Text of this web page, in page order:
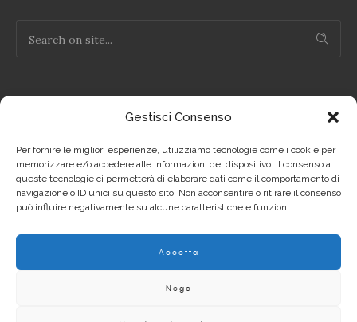
Gestisci Consenso
Per fornire le migliori esperienze, utilizziamo tecnologie come i cookie per
memorizzare e/o accedere alle informazioni del dispositivo. Il consenso a
queste tecnologie ci permetterà di elaborare dati come il comportamento di
navigazione o ID unici su questo sito. Non acconsentire o ritirare il consenso
può influire negativamente su alcune caratteristiche e funzioni.
Accetta
Nega
Privacy Policy IT
Privacy Policy EN
Cookie Policy EN